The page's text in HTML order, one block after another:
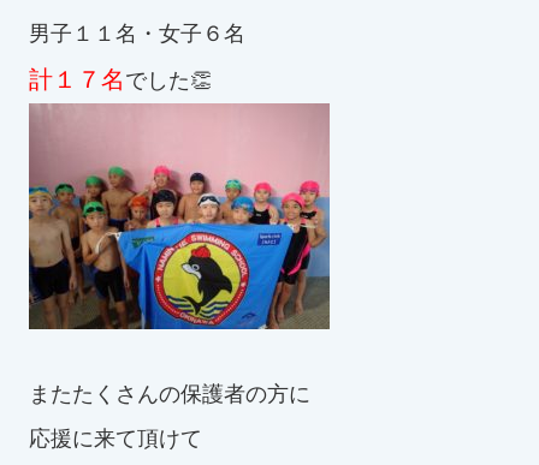
お問い合わせ
平日 9:00～22:00｜土祝 9:00～21:00
メールでお問い合わせ
スイミングスクールの
男子１１名・女子６名
計１７名 でした👏
またたくさんの保護者の方に
応援に来て頂けて